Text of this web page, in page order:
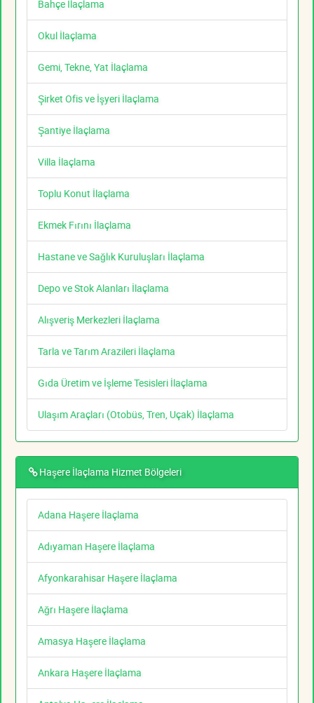
Bahçe İlaçlama
Okul İlaçlama
Gemi, Tekne, Yat İlaçlama
Şirket Ofis ve İşyeri İlaçlama
Şantiye İlaçlama
Villa İlaçlama
Toplu Konut İlaçlama
Ekmek Fırını İlaçlama
Hastane ve Sağlık Kuruluşları İlaçlama
Depo ve Stok Alanları İlaçlama
Alışveriş Merkezleri İlaçlama
Tarla ve Tarım Arazileri İlaçlama
Gıda Üretim ve İşleme Tesisleri İlaçlama
Ulaşım Araçları (Otobüs, Tren, Uçak) İlaçlama
Haşere İlaçlama Hizmet Bölgeleri
Adana Haşere İlaçlama
Adıyaman Haşere İlaçlama
Afyonkarahisar Haşere İlaçlama
Ağrı Haşere İlaçlama
Amasya Haşere İlaçlama
Ankara Haşere İlaçlama